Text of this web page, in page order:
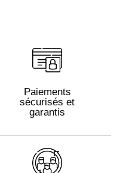
Paiements
sécurisés et
garantis